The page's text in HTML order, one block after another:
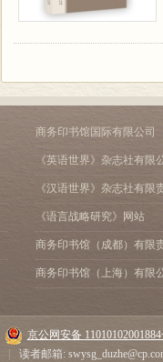
商务印书馆国际有限公司
《英语世界》杂志社有限
《汉语世界》杂志社有限
《语言战略研究》网站
商务印书馆（成都）有限
商务印书馆（上海）有限
京公网安备
读者邮箱: